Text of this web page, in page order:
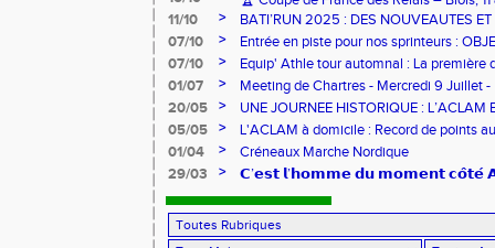
11/10
>
BATI’RUN 2025 : DES NOUVEAUTES
07/10
>
Entrée en piste pour nos sprinteurs :
FRANCE !
07/10 >
Equip' Athle tour automnal : La première
jeunes !
01/07 >
Meeting de Chartres - Mercredi 9 Juillet
20/05
>
UNE JOURNEE HISTORIQUE : L’ACLAM
05/05
>
L'ACLAM à domicile : Record de points
01/04
>
Créneaux Marche Nordique
29/03
> 𝗖’𝗲𝘀𝘁 𝗹’𝗵𝗼𝗺𝗺𝗲 𝗱𝘂 𝗺𝗼𝗺𝗲𝗻𝘁 𝗰𝗼̂𝘁𝗲́